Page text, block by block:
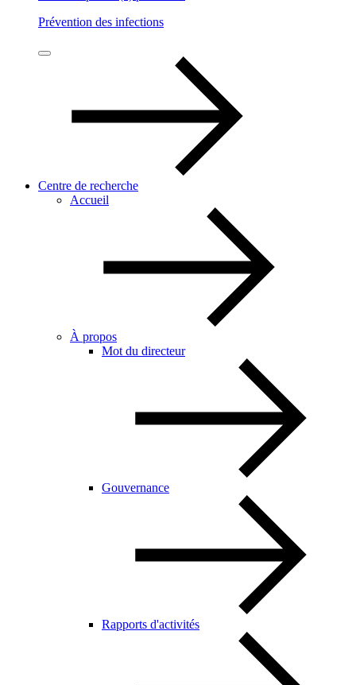
Prévention des infections
Centre de recherche
Accueil
À propos
Mot du directeur
Gouvernance
Rapports d'activités